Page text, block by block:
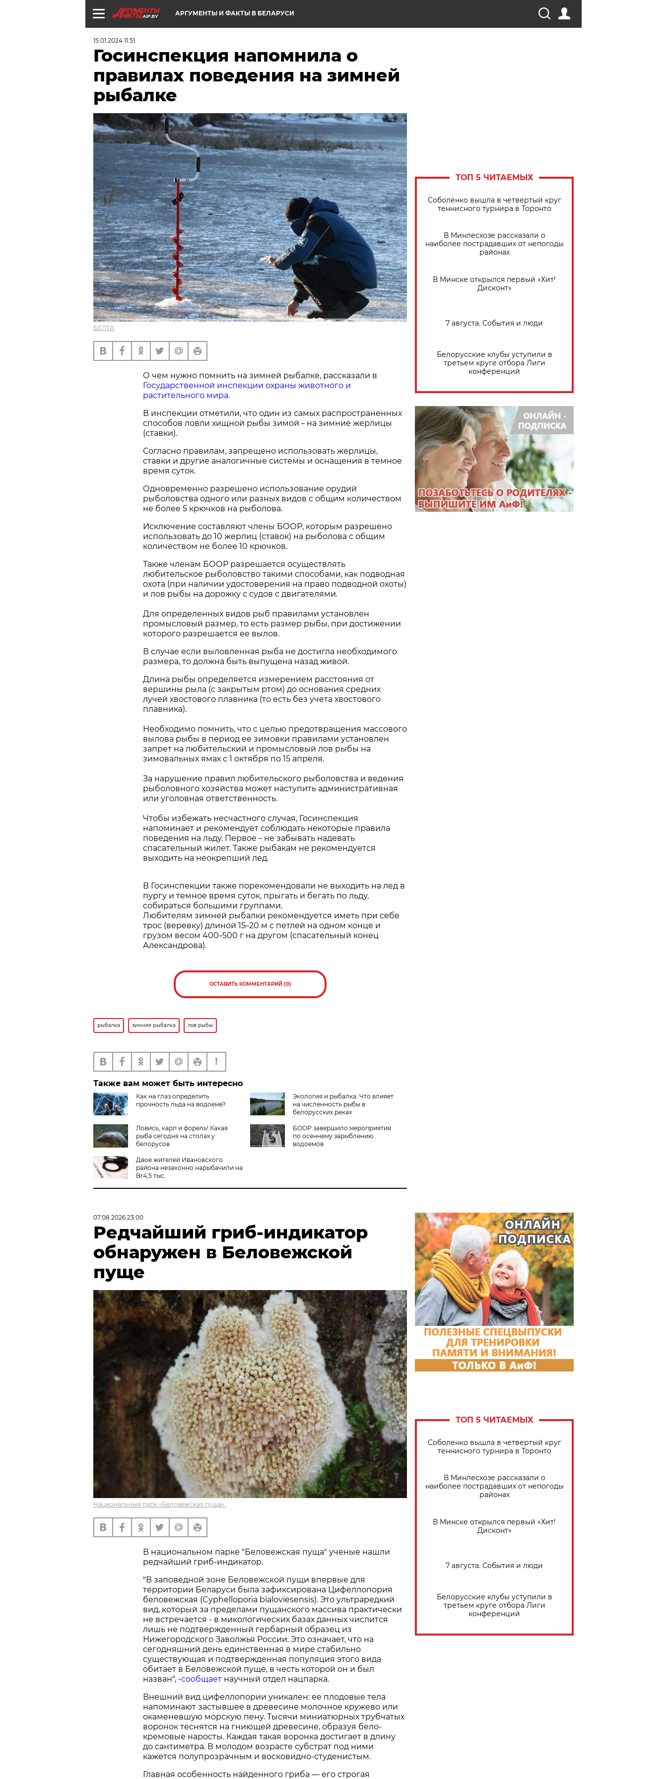
AIF.BY АРГУМЕНТЫ И ФАКТЫ В БЕЛАРУСИ
15.01.2024 11:51
Госинспекция напомнила о
правилах поведения на зимней
рыбалке
БЕЛТА
О чем нужно помнить на зимней рыбалке, рассказали в
Государственной инспекции охраны животного и
растительного мира.
В инспекции отметили, что один из самых распространенных
способов ловли хищной рыбы зимой – на зимние жерлицы
(ставки).
Согласно правилам, запрещено использовать жерлицы,
ставки и другие аналогичные системы и оснащения в темное
время суток.
Одновременно разрешено использование орудий
рыболовства одного или разных видов с общим количеством
не более 5 крючков на рыболова.
Исключение составляют члены БООР, которым разрешено
использовать до 10 жерлиц (ставок) на рыболова с общим
количеством не более 10 крючков.
Также членам БООР разрешается осуществлять
любительское рыболовство такими способами, как подводная
охота (при наличии удостоверения на право подводной охоты)
и лов рыбы на дорожку с судов с двигателями.
Для определенных видов рыб правилами установлен
промысловый размер, то есть размер рыбы, при достижении
которого разрешается ее вылов.
В случае если выловленная рыба не достигла необходимого
размера, то должна быть выпущена назад живой.
Длина рыбы определяется измерением расстояния от
вершины рыла (с закрытым ртом) до основания средних
лучей хвостового плавника (то есть без учета хвостового
плавника).
Необходимо помнить, что с целью предотвращения массового
вылова рыбы в период ее зимовки правилами установлен
запрет на любительский и промысловый лов рыбы на
зимовальных ямах с 1 октября по 15 апреля.
За нарушение правил любительского рыболовства и ведения
рыболовного хозяйства может наступить административная
или уголовная ответственность.
Чтобы избежать несчастного случая, Госинспекция
напоминает и рекомендует соблюдать некоторые правила
поведения на льду. Первое – не забывать надевать
спасательный жилет. Также рыбакам не рекомендуется
выходить на неокрепший лед.
В Госинспекции также порекомендовали не выходить на лед в
пургу и темное время суток, прыгать и бегать по льду,
собираться большими группами.
Любителям зимней рыбалки рекомендуется иметь при себе
трос (веревку) длиной 15–20 м с петлей на одном конце и
грузом весом 400–500 г на другом (спасательный конец
Александрова).
ОСТАВИТЬ КОММЕНТАРИЙ (0)
рыбалка зимняя рыбалка лов рыбы
Также вам может быть интересно
Как на глаз определить
прочность льда на водоеме?
Экология и рыбалка. Что влияет
на численность рыбы в
белорусских реках
Ловись, карп и форель! Какая
рыба сегодня на столах у
белорусов
БООР завершило мероприятия
по осеннему зарыблению
водоемов
Двое жителей Ивановского
района незаконно нарыбачили на
Br4,5 тыс.
ТОП 5 ЧИТАЕМЫХ
Соболенко вышла в четвертый круг
теннисного турнира в Торонто
В Минлесхозе рассказали о
наиболее пострадавших от непогоды
районах
В Минске открылся первый «Хит!
Дисконт»
7 августа. События и люди
Белорусские клубы уступили в
третьем круге отбора Лиги
конференций
07.08.2026 23:00
Редчайший гриб-индикатор
обнаружен в Беловежской
пуще
Национальный парк «Беловежская пуща».
В национальном парке "Беловежская пуща" ученые нашли
редчайший гриб-индикатор.
"В заповедной зоне Беловежской пущи впервые для
территории Беларуси была зафиксирована Цифеллопория
беловежская (Cyphelloporia bialoviesensis). Это ультраредкий
вид, который за пределами пущанского массива практически
не встречается - в микологических базах данных числится
лишь не подтвержденный гербарный образец из
Нижегородского Заволжья России. Это означает, что на
сегодняшний день единственная в мире стабильно
существующая и подтвержденная популяция этого вида
обитает в Беловежской пуще, в честь которой он и был
назван", -сообщает научный отдел нацпарка.
Внешний вид цифеллопории уникален: ее плодовые тела
напоминают застывшее в древесине молочное кружево или
окаменевшую морскую пену. Тысячи миниатюрных трубчатых
воронок теснятся на гниющей древесине, образуя бело-
кремовые наросты. Каждая такая воронка достигает в длину
до сантиметра. В молодом возрасте субстрат под ними
кажется полупрозрачным и восковидно-студенистым.
Главная особенность найденного гриба — его строгая
ТОП 5 ЧИТАЕМЫХ
Соболенко вышла в четвертый круг
теннисного турнира в Торонто
В Минлесхозе рассказали о
наиболее пострадавших от непогоды
районах
В Минске открылся первый «Хит!
Дисконт»
7 августа. События и люди
Белорусские клубы уступили в
третьем круге отбора Лиги
конференций